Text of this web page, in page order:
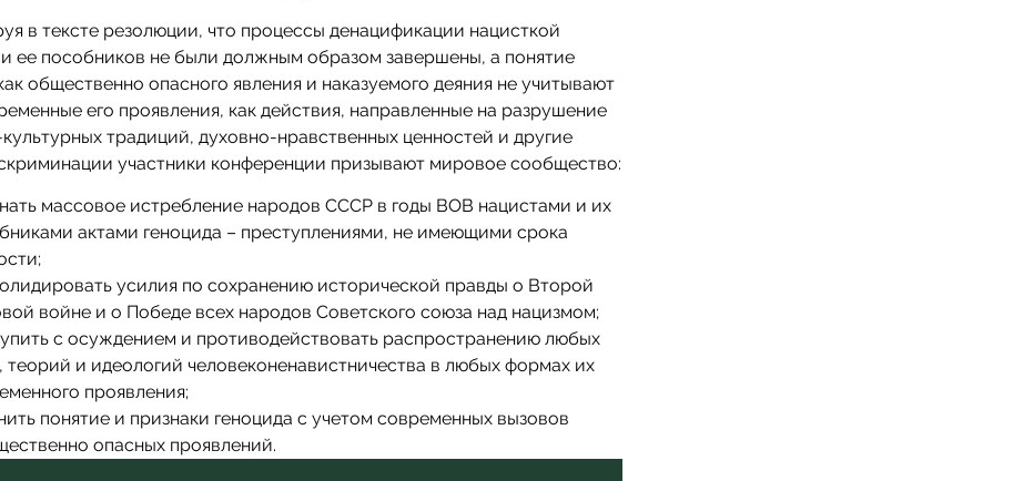
в тексте резолюции, что процессы денацификации нацисткой
ее пособников не были должным образом завершены, а понятие
общественно опасного явления и наказуемого деяния не учитывают
его проявления, как действия, направленные на разрушение
традиций, духовно-нравственных ценностей и другие
участники конференции призывают мировое сообщество:
массовое истребление народов СССР в годы ВОВ нацистами и их
актами геноцида – преступлениями, не имеющими срока
усилия по сохранению исторической правды о Второй
войне и о Победе всех народов Советского союза над нацизмом;
с осуждением и противодействовать распространению любых
теорий и идеологий человеконенавистничества в любых формах их
проявления;
понятие и признаки геноцида с учетом современных вызовов
опасных проявлений.